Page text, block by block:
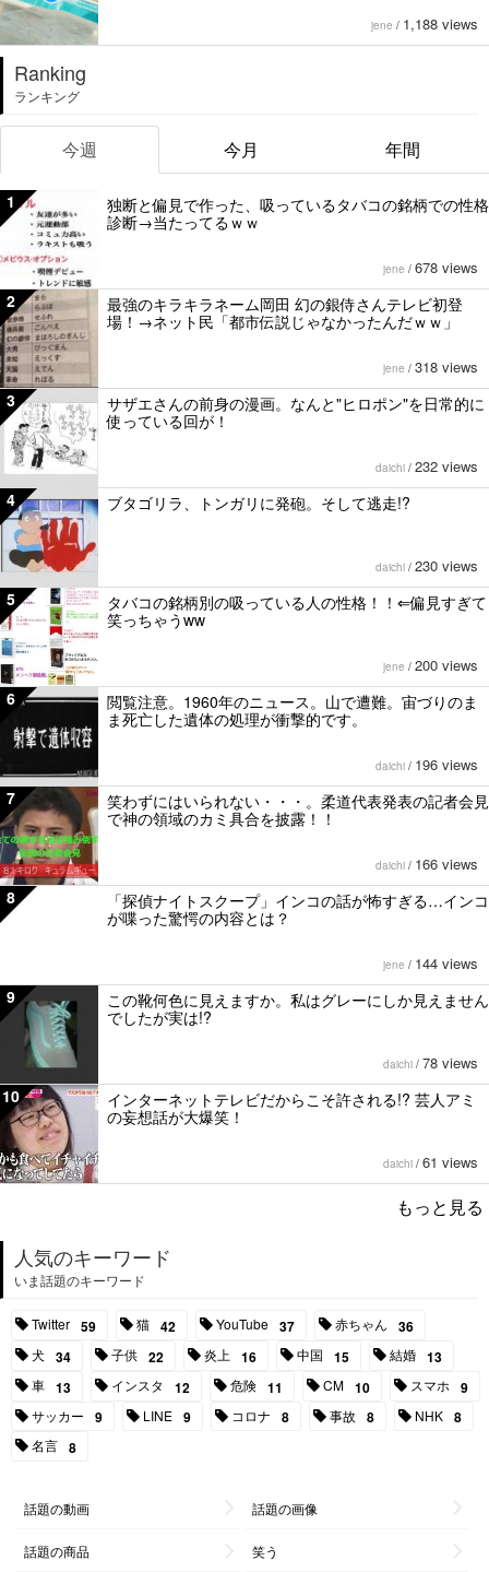
jene / 1,188 views
Ranking
ランキング
今週 今月 年間
1
独断と偏見で作った、吸っているタバコの銘柄での性格
診断→当たってるｗｗ
jene / 678 views
2
最強のキラキラネーム岡田 幻の銀侍さんテレビ初登
場！→ネット民「都市伝説じゃなかったんだｗｗ」
jene / 318 views
3
サザエさんの前身の漫画。なんと"ヒロポン"を日常的に
使っている回が！
daichi / 232 views
4 ブタゴリラ、トンガリに発砲。そして逃走!?
daichi / 230 views
5
タバコの銘柄別の吸っている人の性格！！⇐偏見すぎて
笑っちゃうww
jene / 200 views
6
閲覧注意。1960年のニュース。山で遭難。宙づりのま
ま死亡した遺体の処理が衝撃的です。
daichi / 196 views
7
笑わずにはいられない・・・。柔道代表発表の記者会見
で神の領域のカミ具合を披露！！
daichi / 166 views
8
「探偵ナイトスクープ」インコの話が怖すぎる…インコ
が喋った驚愕の内容とは？
jene / 144 views
9
この靴何色に見えますか。私はグレーにしか見えません
でしたが実は!?
daichi / 78 views
10
インターネットテレビだからこそ許される!? 芸人アミ
の妄想話が大爆笑！
daichi / 61 views
もっと見る
人気のキーワード
いま話題のキーワード
Twitter 59 猫 42 YouTube 37 赤ちゃん 36
犬 34 子供 22 炎上 16 中国 15 結婚 13
車 13 インスタ 12 危険 11 CM 10 スマホ 9
サッカー 9 LINE 9 コロナ 8 事故 8 NHK 8
名言 8
話題の動画 話題の画像
話題の商品 笑う